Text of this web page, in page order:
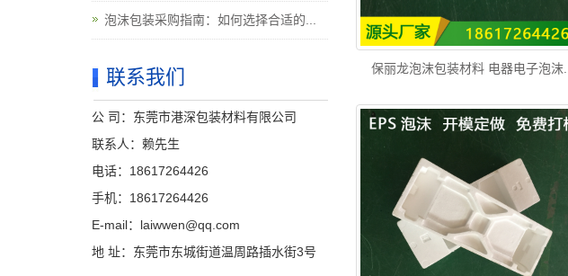
保丽龙泡沫包装材料 电器电子泡沫...
泡沫包装采购指南：如何选择合适的...
联系我们
公 司：东莞市港深包装材料有限公司
联系人：赖先生
电话：18617264426
手机：18617264426
E-mail：laiwwen@qq.com
地 址：东莞市东城街道温周路插水街3号